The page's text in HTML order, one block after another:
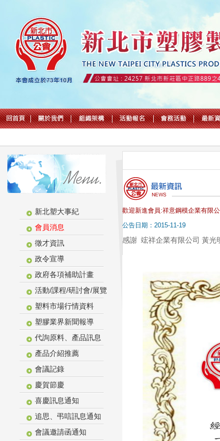
新北塑大事紀
會員消息
徵才資訊
政令宣導
政府各項補助計畫
活動/課程/研討會/展覽
塑料市場行情資料
塑膠業界新聞報導
代詢原料、產品訊息
產品介紹推薦
會議記錄
慶賀節慶
喜慶訊息通知
追思、弔唁訊息通知
會議邀請函通知
歡迎新進會員:祥意鋼模企業有限
公告日期：2015-11-19
感謝 竤祥企業有限公司 黃